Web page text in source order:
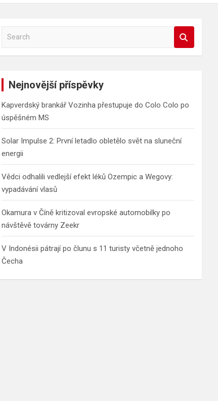
a
Nejnovější příspěvky
Kapverdský brankář Vozinha přestupuje do Colo Colo po
úspěšném MS
Solar Impulse 2: První letadlo obletělo svět na sluneční
energii
Vědci odhalili vedlejší efekt léků Ozempic a Wegovy:
vypadávání vlasů
Okamura v Číně kritizoval evropské automobilky po
návštěvě továrny Zeekr
V Indonésii pátrají po člunu s 11 turisty včetně jednoho
Čecha